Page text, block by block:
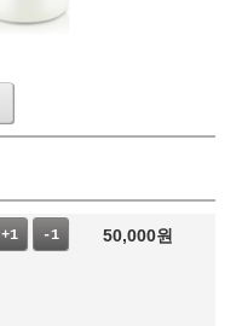
+1 -1 50,000원